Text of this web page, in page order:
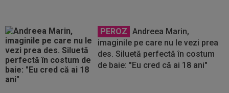
PEROZ Andreea Marin,
imaginile pe care nu le vezi prea
des. Siluetă perfectă în costum
de baie: "Eu cred că ai 18 ani"